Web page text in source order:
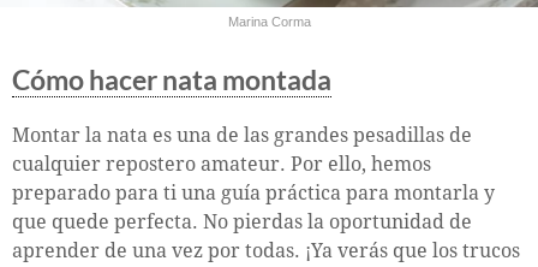
Marina Corma
Cómo hacer nata montada
Montar la nata es una de las grandes pesadillas de
cualquier repostero amateur. Por ello, hemos
preparado para ti una guía práctica para montarla y
que quede perfecta. No pierdas la oportunidad de
aprender de una vez por todas. ¡Ya verás que los trucos